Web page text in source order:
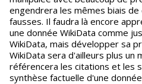
engendrera les mêmes biais
fausses. Il faudra là encore
une donnée WikiData comme
WikiData, mais développer sa
WikiData sera d'ailleurs plus un
référencera les citations et les
synthèse factuelle d'une